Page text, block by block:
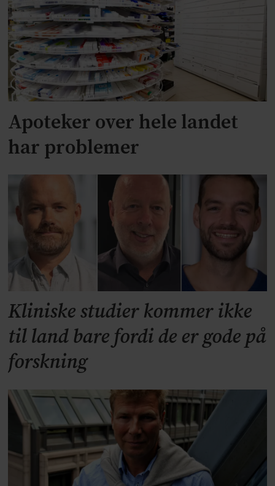
Apoteker over hele landet
har problemer
Kliniske studier kommer ikke
til land bare fordi de er gode på
forskning